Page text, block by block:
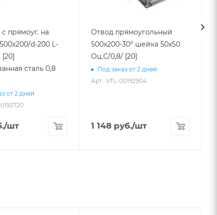
прямоуг. на
d-200 L-
[20]
сталь 0,8
от 2 дней
/шт
Отвод прямоугольный
500х200-30° шейка 50х50
Оц.С/0,8/ [20]
Под заказ от 2 дней
Арт.: VTL-00192904
1 148 руб./шт